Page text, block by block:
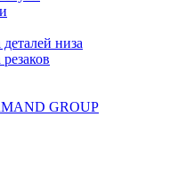
низа
GROUP